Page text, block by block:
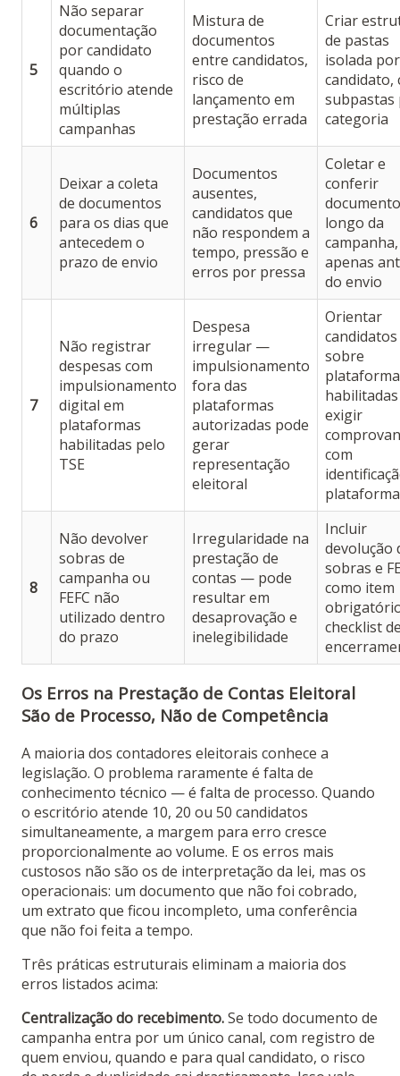
5
Não separar
documentação
por candidato
quando o
escritório atende
múltiplas
campanhas
Mistura de
documentos
entre candidatos,
risco de
lançamento em
prestação errada
Criar
de pastas
isolada por
candidato,
subpastas
categoria
6
Deixar a coleta
de documentos
para os dias que
antecedem o
prazo de envio
Documentos
ausentes,
candidatos que
não respondem a
tempo, pressão e
erros por pressa
Coletar e
conferir
longo da
apenas
do envio
7
Não registrar
despesas com
impulsionamento
digital em
plataformas
habilitadas pelo
TSE
Despesa
irregular —
impulsionamento
fora das
plataformas
autorizadas pode
gerar
representação
eleitoral
Orientar
candidatos
sobre
exigir
com
plataforma
8
Não devolver
sobras de
campanha ou
FEFC não
utilizado dentro
do prazo
Irregularidade na
prestação de
contas — pode
resultar em
desaprovação e
inelegibilidade
Incluir
devolução
sobras e
como item
checklist
Os Erros na Prestação de Contas Eleitoral
São de Processo, Não de Competência
A maioria dos contadores eleitorais conhece a
legislação. O problema raramente é falta de
conhecimento técnico — é falta de processo. Quando
o escritório atende 10, 20 ou 50 candidatos
simultaneamente, a margem para erro cresce
proporcionalmente ao volume. E os erros mais
custosos não são os de interpretação da lei, mas os
operacionais: um documento que não foi cobrado,
um extrato que ficou incompleto, uma conferência
que não foi feita a tempo.
Três práticas estruturais eliminam a maioria dos
erros listados acima:
Centralização do recebimento.Se todo documento de
campanha entra por um único canal, com registro de
quem enviou, quando e para qual candidato, o risco